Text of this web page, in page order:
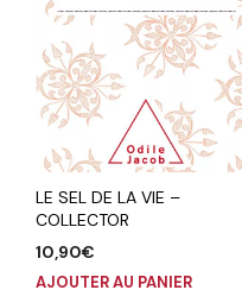
LE SEL DE LA VIE –
COLLECTOR
10,90€
AJOUTER AU PANIER